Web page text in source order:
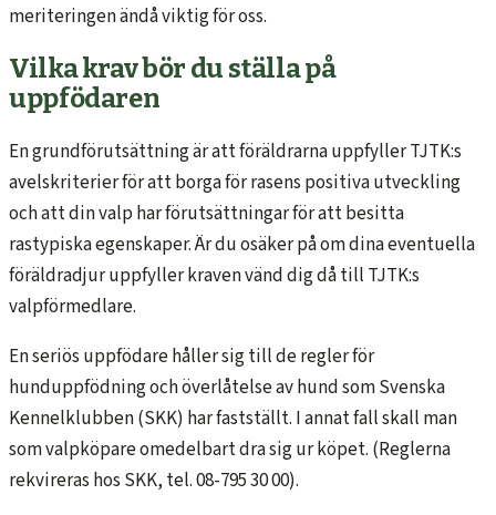
meriteringen ändå viktig för oss.
Vilka krav bör du ställa på
uppfödaren
En grundförutsättning är att föräldrarna uppfyller TJTK:s
avelskriterier för att borga för rasens positiva utveckling
och att din valp har förutsättningar för att besitta
rastypiska egenskaper. Är du osäker på om dina eventuella
föräldradjur uppfyller kraven vänd dig då till TJTK:s
valpförmedlare.
En seriös uppfödare håller sig till de regler för
hunduppfödning och överlåtelse av hund som Svenska
Kennelklubben (SKK) har fastställt. I annat fall skall man
som valpköpare omedelbart dra sig ur köpet. (Reglerna
rekvireras hos SKK, tel. 08-795 30 00).